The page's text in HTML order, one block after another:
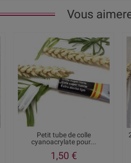
Vous
Petit tube de colle
cyanoacrylate pour...
1,50 €